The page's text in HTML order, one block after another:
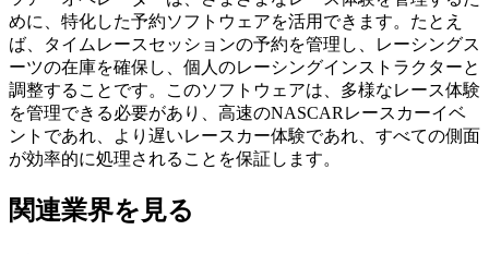
めに、特化した予約ソフトウェアを活用できます。たとえ
ば、タイムレースセッションの予約を管理し、レーシングス
ーツの在庫を確保し、個人のレーシングインストラクターと
調整することです。このソフトウェアは、多様なレース体験
を管理できる必要があり、高速のNASCARレースカーイベ
ントであれ、より遅いレースカー体験であれ、すべての側面
が効率的に処理されることを保証します。
関連業界を見る